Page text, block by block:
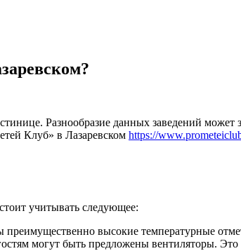
Разнообразие данных заведений может
Клуб» в Лазаревском https://
учитывать следующее:
высокие температурные
могут быть предложены вентиляторы.